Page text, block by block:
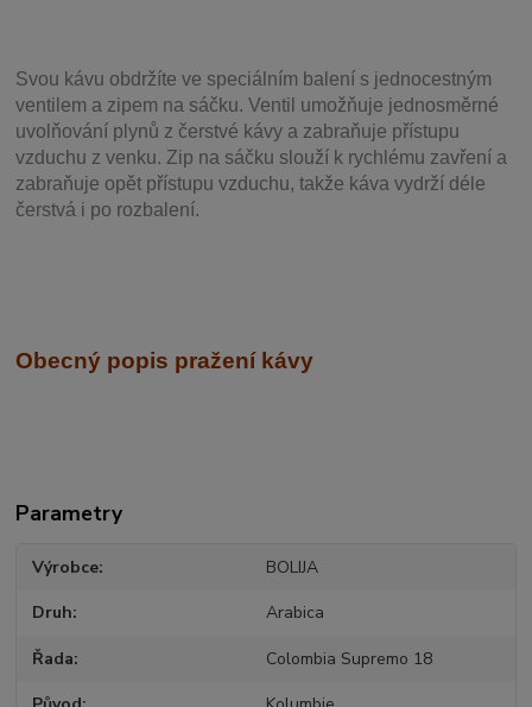
Svou kávu obdržíte ve speciálním balení s jednocestným
ventilem a zipem na sáčku. Ventil umožňuje jednosměrné
uvolňování plynů z čerstvé kávy a zabraňuje přístupu
vzduchu z venku. Zip na sáčku slouží k rychlému zavření a
zabraňuje opět přístupu vzduchu, takže káva vydrží déle
čerstvá i po rozbalení.
Obecný popis pražení kávy
Parametry
Výrobce BOLIJA
Druh Arabica
Řada Colombia Supremo 18